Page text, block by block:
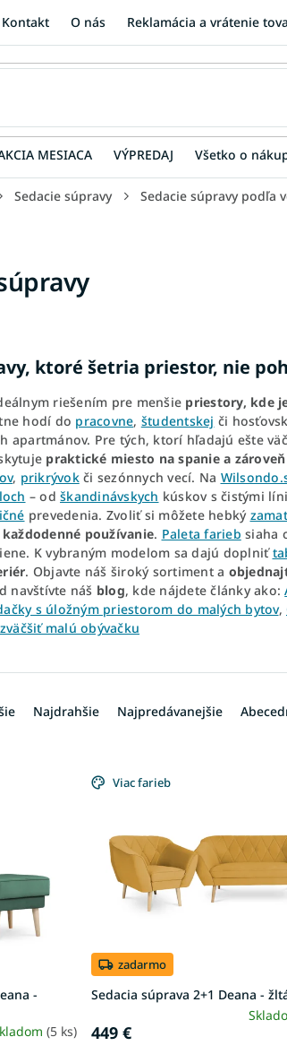
Kontakt O nás Reklamácia a vrátenie
MESIACA VÝPREDAJ Všetko o
Sedacie súpravy Sedacie súpravy podľa
ktoré šetria priestor, nie
riešením pre menšie priestory, kde
hodí do pracovne, študentskej či
apartmánov. Pre tých, ktorí hľadajú ešte
praktické miesto na spanie a
, prikrývokči sezónnych vecí. Na
– od škandinávskych kúskov s čistými
prevedenia. Zvoliť si môžete hebký zamat
používanie. Paleta farieb siaha
K vybraným modelom sa dajú doplniť
. Objavte náš široký sortiment a
navštívte náš blog, kde nájdete články ako:
s úložným priestorom do malých bytov,
malú obývačku
Najdrahšie Najpredávanejšie
-
(5 ks)
Viac farieb
zadarmo
Sedacia súprava 2+1 Deana -
449 €